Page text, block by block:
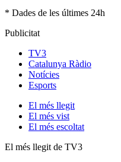
* Dades de les últimes 24h
Publicitat
TV3
Catalunya Ràdio
Notícies
Esports
El més llegit
El més vist
El més escoltat
El més llegit de TV3